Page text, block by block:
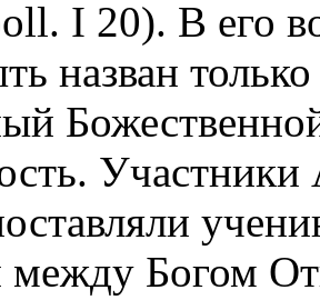
I 20). В его
назван
между Богом